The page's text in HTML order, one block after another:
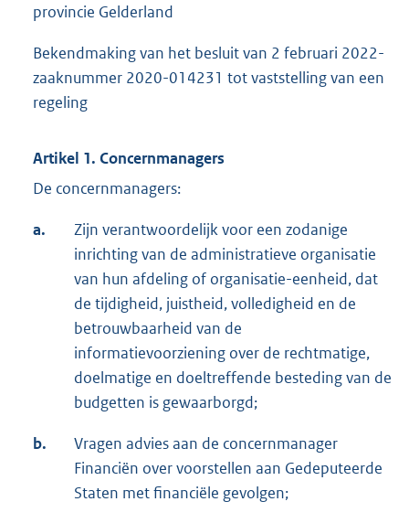
provincie Gelderland
Bekendmaking van het besluit van 2 februari 2022-
zaaknummer 2020-014231 tot vaststelling van een
regeling
Artikel 1. Concernmanagers
De concernmanagers:
a.
Zijn verantwoordelijk voor een zodanige
inrichting van de administratieve organisatie
van hun afdeling of organisatie-eenheid, dat
de tijdigheid, juistheid, volledigheid en de
betrouwbaarheid van de
informatievoorziening over de rechtmatige,
doelmatige en doeltreffende besteding van de
budgetten is gewaarborgd;
b.
Vragen advies aan de concernmanager
Financiën over voorstellen aan Gedeputeerde
Staten met financiële gevolgen;